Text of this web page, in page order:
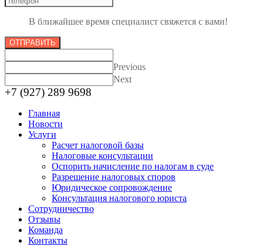
В ближайшее время специалист свяжется с вами!
ОТПРАВИТЬ
Previous
Next
+7 (927) 289 9698
Главная
Новости
Услуги
Расчет налоговой базы
Налоговые консультации
Оспорить начисление по налогам в суде
Разрешение налоговых споров
Юридическое сопровождение
Консультация налогового юриста
Сотрудничество
Отзывы
Команда
Контакты